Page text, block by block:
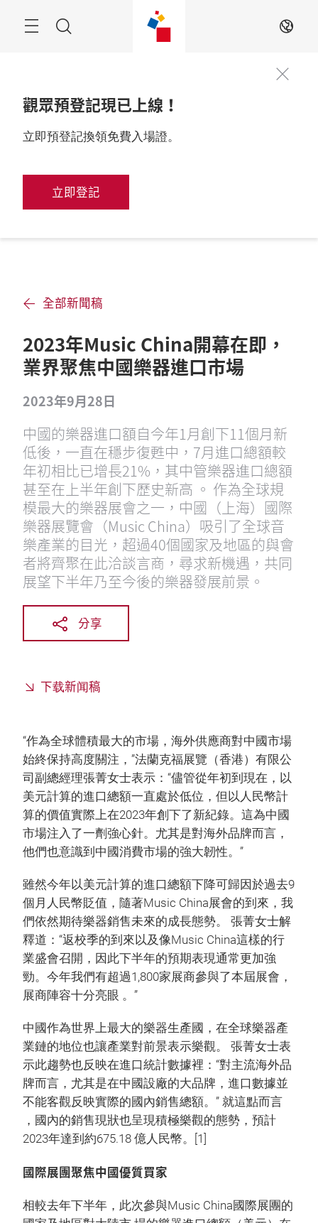
ZH
觀眾預登記現已上線！
立即預登記換領免費入場證。
立即登記
全部新聞稿
2023年Music China開幕在即，
業界聚焦中國樂器進口市場
2023年9月28日
中國的樂器進口額自今年1月創下11個月新
低後，一直在穩步復甦中，7月進口總額較
年初相比已增長21%，其中管樂器進口總額
甚至在上半年創下歷史新高 。 作為全球規
模最大的樂器展會之一，中國（上海）國際
樂器展覽會（Music China）吸引了全球音
樂產業的目光，超過40個國家及地區的與會
者將齊聚在此洽談言商，尋求新機遇，共同
展望下半年乃至今後的樂器發展前景。
分享
下载新闻稿
“作為全球體積最大的市場，海外供應商對中國市場
始終保持高度關注，”法蘭克福展覽（香港）有限公
司副總經理張菁女士表示：“儘管從年初到現在，以
美元計算的進口總額一直處於低位，但以人民幣計
算的價值實際上在2023年創下了新紀錄。這為中國
市場注入了一劑強心針。尤其是對海外品牌而言，
他們也意識到中國消費市場的強大韌性。”
雖然今年以美元計算的進口總額下降可歸因於過去9
個月人民幣貶值，隨著Music China展會的到來，我
們依然期待樂器銷售未來的成長態勢。 張菁女士解
釋道：“返校季的到來以及像Music China這樣的行
業盛會召開，因此下半年的預期表現通常更加強
勁。今年我們有超過1,800家展商參與了本屆展會，
展商陣容十分亮眼 。”
中國作為世界上最大的樂器生產國，在全球樂器產
業鏈的地位也讓產業對前景表示樂觀。 張菁女士表
示此趨勢也反映在進口統計數據裡：“對主流海外品
牌而言，尤其是在中國設廠的大品牌，進口數據並
不能客觀反映實際的國內銷售總額。” 就這點而言
，國內的銷售現狀也呈現積極樂觀的態勢，預計
2023年達到約675.18 億人民幣。[1]
國際展團聚焦中國優質買家
相較去年下半年，此次參與Music China國際展團的